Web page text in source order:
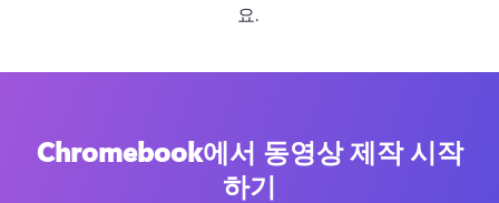
요.
Chromebook에서 동영상 제작 시작
하기